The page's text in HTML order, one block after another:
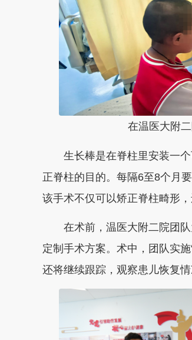
在温医大附
生长棒是在脊柱里安装一个
正脊柱的目的。每隔6至8个月
该手术不仅可以矫正脊柱畸形
在术前，温医大附二院团队
定制手术方案。术中，团队实
还将继续跟踪，观察患儿恢复情